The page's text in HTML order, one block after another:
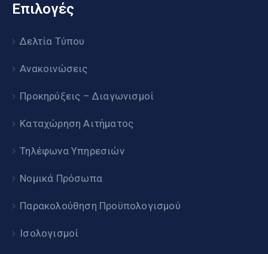
Επιλογές
Δελτία Τύπου
Ανακοινώσεις
Προκηρύξεις – Διαγωνισμοί
Καταχώρηση Αιτήματος
Τηλέφωνα Υπηρεσιών
Νομικά Πρόσωπα
Παρακολούθηση Προϋπολογισμού
Ισολογισμοί